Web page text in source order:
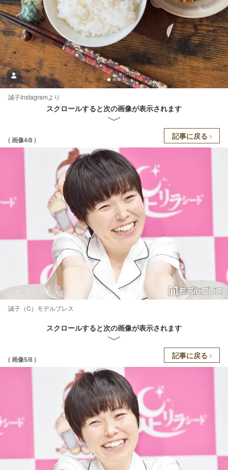
誠子Instagramより
スクロールすると次の画像が表示されます
( 画像4/8 ) 記事に戻る
誠子（C）モデルプレス
スクロールすると次の画像が表示されます
( 画像5/8 ) 記事に戻る